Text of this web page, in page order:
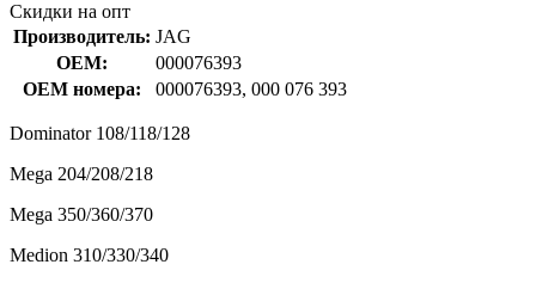
Скидки на опт
Производитель: JAG
OEM:
000076393
OEM номера:
000076393, 000 076 393
Dominator 108/118/128
Mega 204/208/218
Mega 350/360/370
Medion 310/330/340